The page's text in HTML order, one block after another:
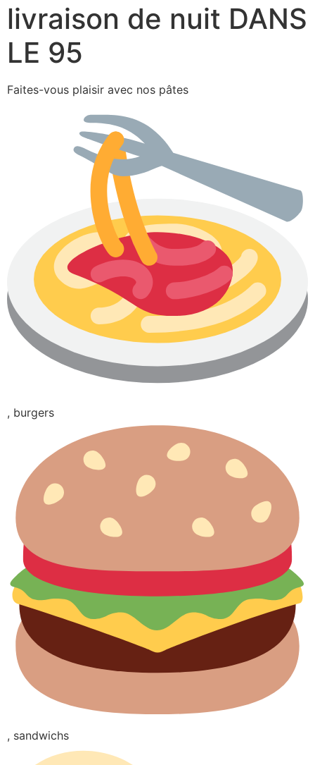
livraison de nuit DANS
LE 95
Faites-vous plaisir avec nos pâtes
, burgers
, sandwichs